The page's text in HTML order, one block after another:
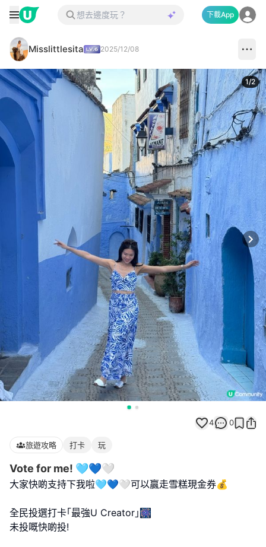
下載App
Misslittlesita 2025/12/08
1/2
4 0
旅遊攻略 打卡 玩
Vote for me! 🩵💙🤍
大家快啲支持下我啦🩵💙🤍可以贏走雪糕現金券💰
全民投選打卡｢最強U Creator｣🎆
未投嘅快啲投!